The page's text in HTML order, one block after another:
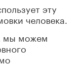
эту
человека.
мы можем